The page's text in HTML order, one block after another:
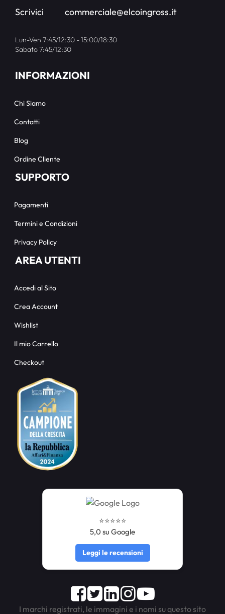
Scrivici
commerciale@elcoingross.it
Lun-Ven 7:45/12:30 - 15:00/18:30
Sabato 7:45/12:30
INFORMAZIONI
Chi Siamo
Contatti
Blog
Ordine Cliente
SUPPORTO
Pagamenti
Termini e Condizioni
Privacy Policy
AREA UTENTI
Accedi al Sito
Crea Account
Wishlist
Il mio Carrello
Checkout
⭐️⭐️⭐️⭐️⭐️
5,0 su Google
Leggi le recensioni
Facebook
TwitterLinkedInInstagram
Youtube
I marchi registrati, le immagini e i nomi su questo sito